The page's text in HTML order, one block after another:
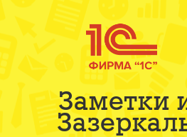
Заметки